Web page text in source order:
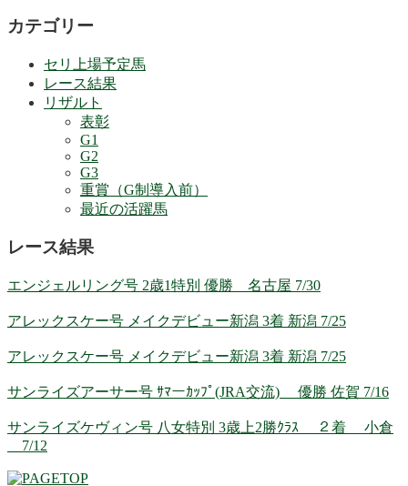
カテゴリー
セリ上場予定馬
レース結果
リザルト
表彰
G1
G2
G3
重賞（G制導入前）
最近の活躍馬
レース結果
エンジェルリング号 2歳1特別 優勝 名古屋 7/30
アレックスケー号 メイクデビュー新潟 3着 新潟 7/25
アレックスケー号 メイクデビュー新潟 3着 新潟 7/25
サンライズアーサー号 ｻﾏーｶｯﾌﾟ(JRA交流) 優勝 佐賀 7/16
サンライズケヴィン号 八女特別 3歳上2勝ｸﾗｽ ２着 小倉
7/12